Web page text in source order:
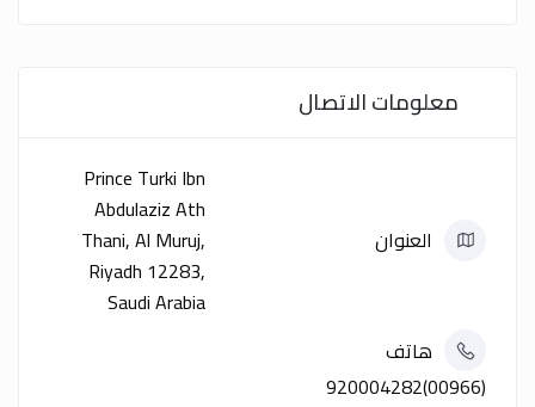
معلومات الاتصال
العنوان
Prince Turki Ibn
Abdulaziz Ath
Thani, Al Muruj,
Riyadh 12283,
Saudi Arabia
هاتف
(00966)920004282